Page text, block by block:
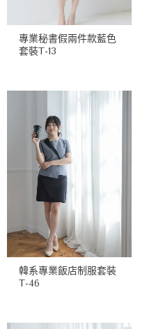
專業秘書假兩件款藍色
套裝T-13
韓系專業飯店制服套裝
T-46